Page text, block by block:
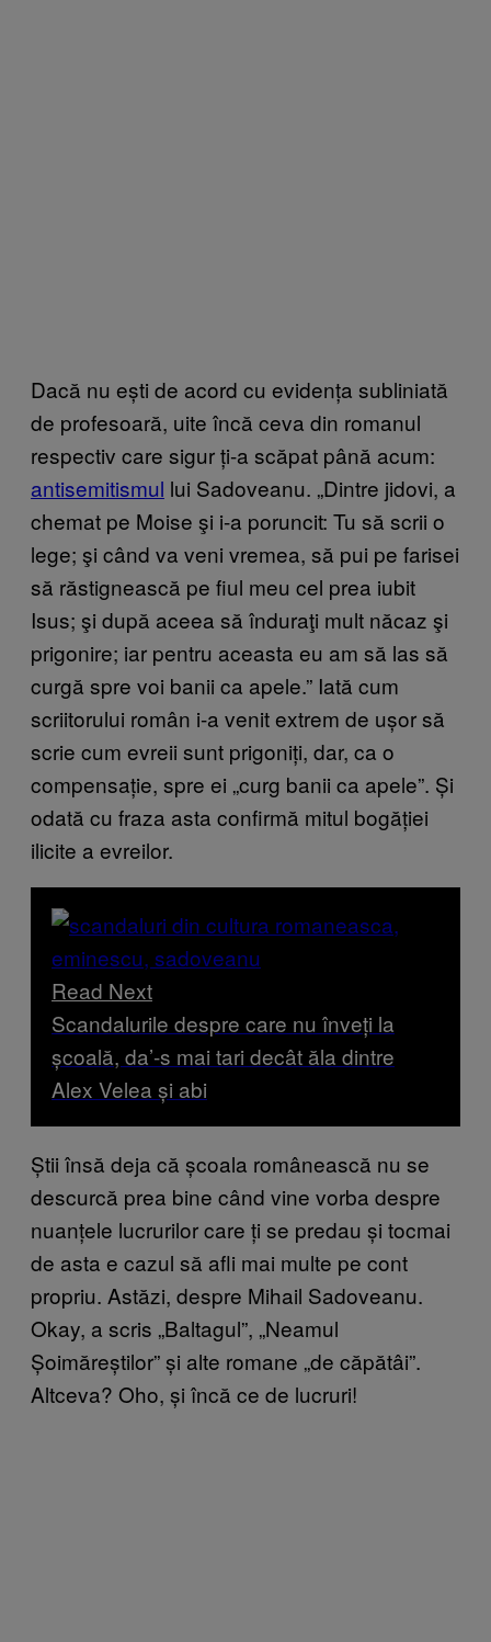
Dacă nu ești de acord cu evidența subliniată
de profesoară, uite încă ceva din romanul
respectiv care sigur ți-a scăpat până acum:
antisemitismul lui Sadoveanu. „Dintre jidovi, a
chemat pe Moise şi i-a poruncit: Tu să scrii o
lege; şi când va veni vremea, să pui pe farisei
să răstignească pe fiul meu cel prea iubit
Isus; şi după aceea să înduraţi mult năcaz şi
prigonire; iar pentru aceasta eu am să las să
curgă spre voi banii ca apele.” Iată cum
scriitorului român i-a venit extrem de ușor să
scrie cum evreii sunt prigoniți, dar, ca o
compensație, spre ei „curg banii ca apele”. Și
odată cu fraza asta confirmă mitul bogăției
ilicite a evreilor.
Read Next
Scandalurile despre care nu înveți la
școală, da’-s mai tari decât ăla dintre
Alex Velea și abi
Știi însă deja că școala românească nu se
descurcă prea bine când vine vorba despre
nuanțele lucrurilor care ți se predau și tocmai
de asta e cazul să afli mai multe pe cont
propriu. Astăzi, despre Mihail Sadoveanu.
Okay, a scris „Baltagul”, „Neamul
Șoimăreștilor” și alte romane „de căpătâi”.
Altceva? Oho, și încă ce de lucruri!